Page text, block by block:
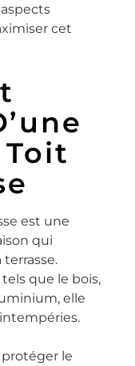
cet
est une
qui
que le bois,
elle
le